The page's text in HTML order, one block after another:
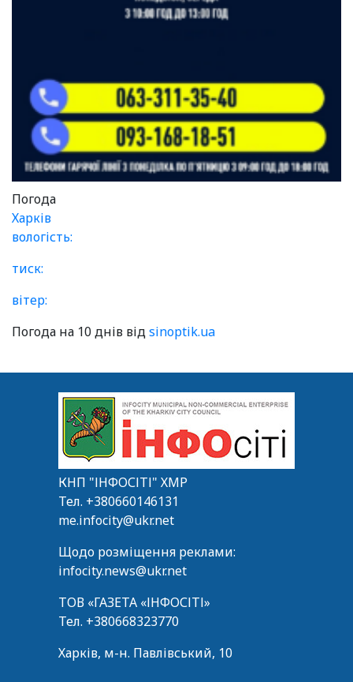
Погода
Харків
вологість:
тиск:
вітер:
Погода на 10 днів відsinoptik.ua
КНП "ІНФОСІТІ" ХМР
Тел. +380660146131
me.infocity@ukr.net
Щодо розміщення реклами:
infocity.news@ukr.net
ТОВ «ГАЗЕТА «ІНФОСІТІ»
Тел. +380668323770
Харків, м-н. Павлівський, 10